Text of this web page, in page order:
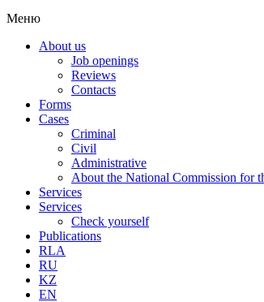
Меню
About us
Job openings
Reviews
Contacts
Forms
Cases
Criminal
Civil
Administrative
About the National Commission for
Services
Services
Check yourself
Publications
RLA
RU
KZ
EN